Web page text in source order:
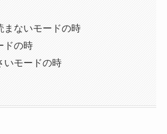
まないモードの時
ドの時
いモードの時